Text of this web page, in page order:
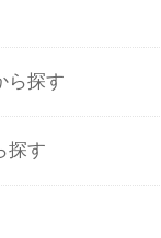
ら探す
探す